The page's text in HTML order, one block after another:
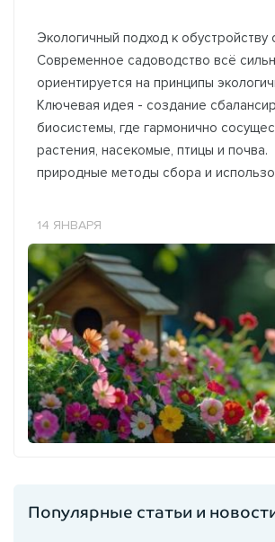
Экологичный подход к обустройству
Современное садоводство всё
ориентируется на принципы
Ключевая идея - создание
биосистемы, где гармонично
растения, насекомые, птицы и
природные методы сбора и
14 ЯНВАРЯ
Популярные статьи и